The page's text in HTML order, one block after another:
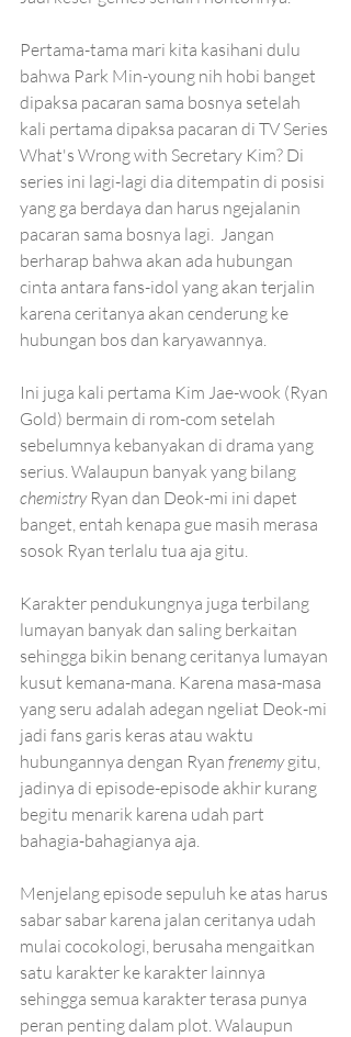
Pertama-tama mari kita kasihani dulu
bahwa Park Min-young nih hobi banget
dipaksa pacaran sama bosnya setelah
kali pertama dipaksa pacaran di TV Series
What's Wrong with Secretary Kim? Di
series ini lagi-lagi dia ditempatin di posisi
yang ga berdaya dan harus ngejalanin
pacaran sama bosnya lagi.  Jangan
berharap bahwa akan ada hubungan
cinta antara fans-idol yang akan terjalin
karena ceritanya akan cenderung ke
hubungan bos dan karyawannya.
Ini juga kali pertama Kim Jae-wook (Ryan
Gold) bermain di rom-com setelah
sebelumnya kebanyakan di drama yang
serius. Walaupun banyak yang bilang
chemistry Ryan dan Deok-mi ini dapet
banget, entah kenapa gue masih merasa
sosok Ryan terlalu tua aja gitu.
Karakter pendukungnya juga terbilang
lumayan banyak dan saling berkaitan
sehingga bikin benang ceritanya lumayan
kusut kemana-mana. Karena masa-masa
yang seru adalah adegan ngeliat Deok-mi
jadi fans garis keras atau waktu
hubungannya dengan Ryan frenemy gitu,
jadinya di episode-episode akhir kurang
begitu menarik karena udah part
bahagia-bahagianya aja.
Menjelang episode sepuluh ke atas harus
sabar sabar karena jalan ceritanya udah
mulai cocokologi, berusaha mengaitkan
satu karakter ke karakter lainnya
sehingga semua karakter terasa punya
peran penting dalam plot. Walaupun